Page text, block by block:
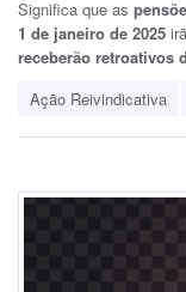
Significa que as
1 de janeiro de 2025
receberão retroativos
Ação Reivindicativa